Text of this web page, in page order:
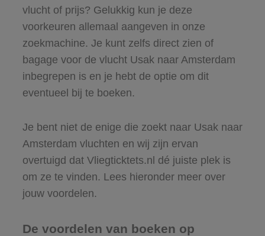
vlucht of prijs? Gelukkig kun je deze
voorkeuren allemaal aangeven in onze
zoekmachine. Je kunt zelfs direct zien of
bagage voor de vlucht Usak naar Amsterdam
inbegrepen is en je hebt de optie om dit
eventueel bij te boeken.
Je bent niet de enige die zoekt naar Usak naar
Amsterdam vluchten en wij zijn ervan
overtuigd dat Vliegticktets.nl dé juiste plek is
om ze te vinden. Lees hieronder meer over
jouw voordelen.
De voordelen van boeken op